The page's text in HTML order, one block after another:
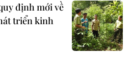
định mới về
triển kinh